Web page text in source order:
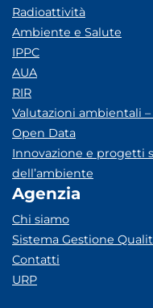
Radioattività
Ambiente e Salute
IPPC
AUA
RIR
Valutazioni ambientali –
Open Data
Innovazione e progetti
dell’ambiente
Agenzia
Chi siamo
Sistema Gestione
Contatti
URP